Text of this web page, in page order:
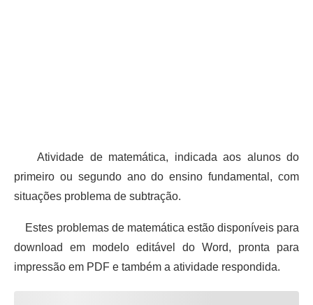
Atividade de matemática, indicada aos alunos do
primeiro ou segundo ano do ensino fundamental, com
situações problema de subtração.
Estes problemas de matemática estão disponíveis para
download em modelo editável do Word, pronta para
impressão em PDF e também a atividade respondida.